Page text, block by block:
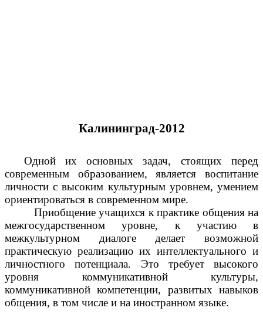
Калининград-2012
Одной их основных задач, стоящих перед
современным образованием, является воспитание
личности с высоким культурным уровнем, умением
ориентироваться в современном мире.
Приобщение учащихся к практике общения на
межгосударственном уровне, к участию в
межкультурном диалоге делает возможной
практическую реализацию их интеллектуального и
личностного потенциала. Это требует высокого
уровня коммуникативной культуры,
коммуникативной компетенции, развитых навыков
общения, в том числе и на иностранном языке.